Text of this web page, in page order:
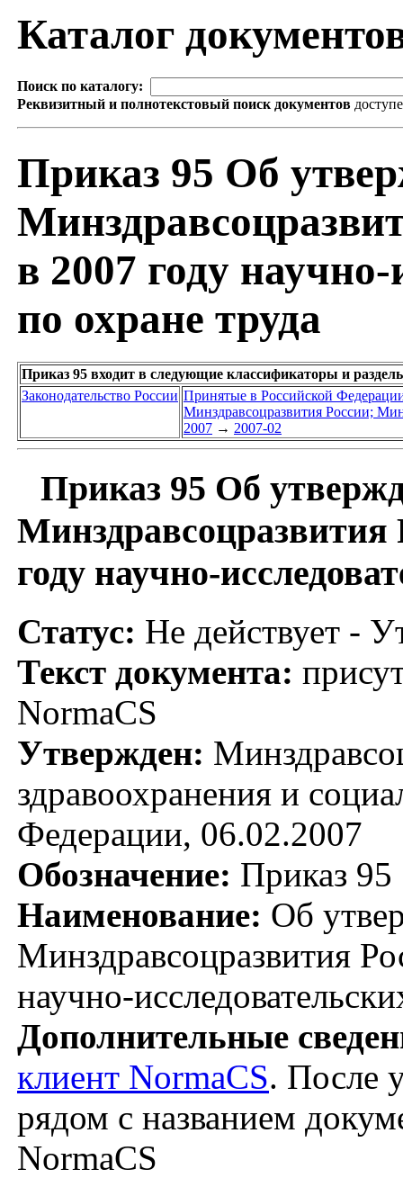
Каталог
Поиск по каталогу:
Реквизитный и полнотекстовый поиск документов
Приказ 95 Об
в 2007 году
по охране труда
Приказ 95 входит в следующие классификаторы и
Законодательство России Принятые в Российской
Минздравсоцразвития России;
2007 → 2007-02
Приказ 95 Об
Минздравсоцразвития
году научно-
Статус: Не действует -
Текст документа:
NormaCS
Утвержден:
здравоохранения и
Федерации, 06.02.2007
Обозначение: Приказ 95
Наименование: Об
Минздравсоцразвития
научно-
Дополнительные
клиент NormaCS. После
рядом с названием
NormaCS